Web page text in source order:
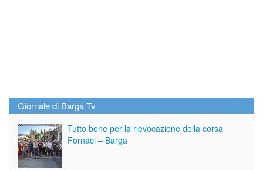
Giornale di Barga Tv
Tutto bene per la rievocazione della corsa
Fornaci – Barga